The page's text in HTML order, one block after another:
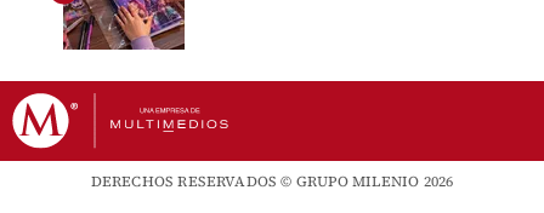
DERECHOS RESERVADOS © GRUPO MILENIO 2026